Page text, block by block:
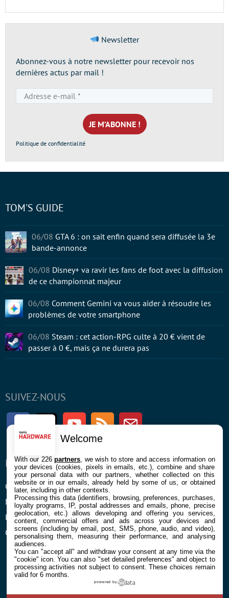
Newsletter
Abonnez-vous à notre newsletter pour recevoir nos
dernières actus par mail !
e-
mail
*
Politique de confidentialité
SUIVEZ-NOUS
FacebookTwitter Youtube RSS Newsletter
ENTREPRISE
Confidentialité et Cookies
Mentions légales et CGU
Préférences Cookies
Qui sommes nous
À PROPOS
Contact
TOM'S GUIDE
06/08 GTA 6 : on sait enfin quand sera diffusée la 3e
bande-annonce
06/08 Disney+ va ravir les fans de foot avec la diffusion
de ce championnat majeur
06/08 Comment Gemini va vous aider à résoudre les
problèmes de votre smartphone
06/08 Steam : cet action-RPG culte à 20 € vient de
passer à 0 €, mais ça ne durera pas
Welcome
With our 226partners , we wish to store and access information on
your devices (cookies, pixels in emails, etc.), combine and share
your personal data with our partners, whether collected on this
website or in our emails, already held by some of us, or obtained
later, including in other contexts.
Processing this data (identifiers, browsing, preferences, purchases,
loyalty programs, IP, postal addresses and emails, phone, precise
geolocation, etc.) allows developing and offering you services,
content, commercial offers and ads across your devices and
screens (including by email, post, SMS, phone, audio, and video),
personalising them, measuring their performance, and analysing
audiences.
You can "accept all" and withdraw your consent at any time via the
"cookie" icon. You can also "set detailed preferences" and object to
processing activities not subject to consent. These choices remain
valid for 6 months.
powered by